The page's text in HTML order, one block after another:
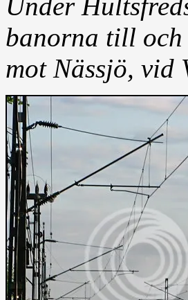
banorna till
mot Nässjö, vid